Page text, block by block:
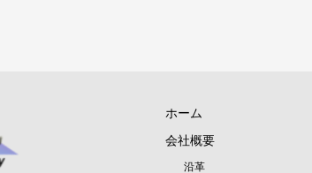
ホーム
会社概要
沿革